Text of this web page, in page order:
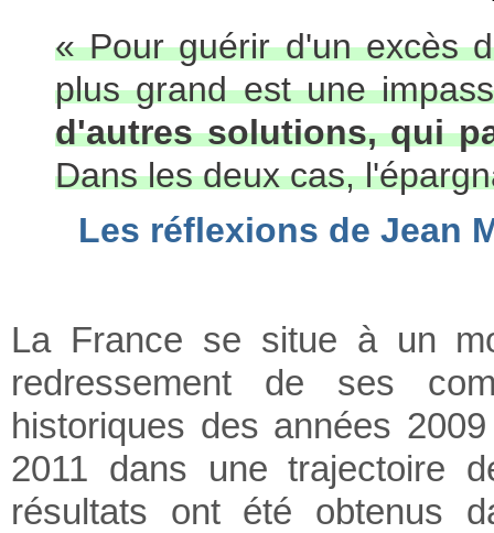
« Pour guérir d'un excès
plus grand est une
d'autres solutions, qui
Dans les deux cas,
Les réflexions de Jean
La France se situe à un
redressement de ses
historiques des années
2011 dans une trajectoire
résultats ont été obtenus